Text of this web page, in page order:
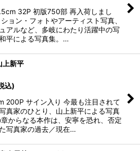
32P 初版750部 再入荷しまし
ョン・フォトやアーティスト写真、
アルなど、多岐にわたり活躍中の写
平による写真集。…
上新平
込)
200P サイン入り 今最も注目されて
真家のひとり、山上新平による写真
からなる本作は、安寧を恐れ、否定
写真家の過去／現在…